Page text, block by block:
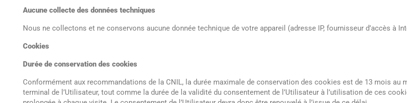
Aucune collecte des données techniques
Nous ne collectons et ne conservons aucune donnée technique de votre appareil (adresse IP, fournisseur d’accès à
Cookies
Durée de conservation des cookies
Conformément aux recommandations de la CNIL, la durée maximale de conservation des cookies est de 13 mois au
terminal de l’Utilisateur, tout comme la durée de la validité du consentement de l’Utilisateur à l’utilisation de ces